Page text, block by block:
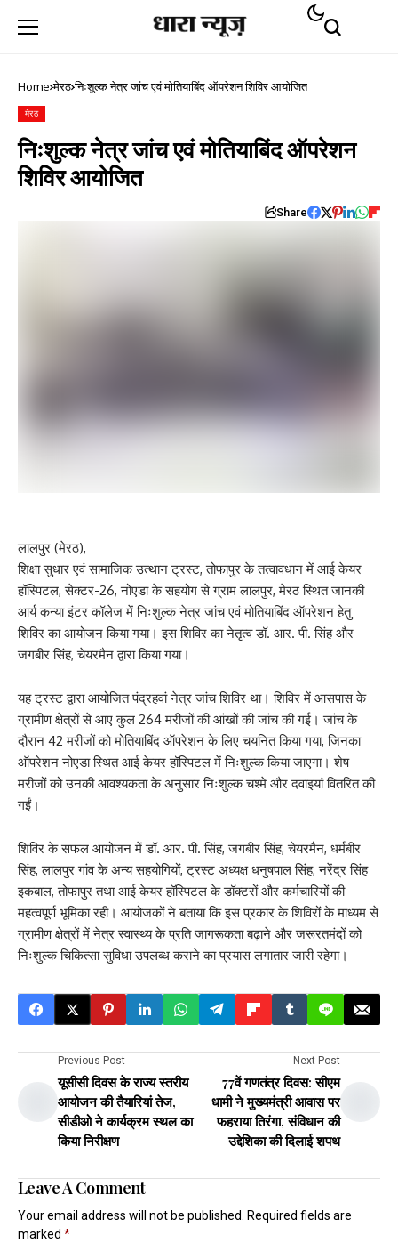
Home मेरठ निःशुल्क नेत्र जांच एवं मोतियाबिंद ऑपरेशन शिविर आयोजित
मेरठ
निःशुल्क नेत्र जांच एवं मोतियाबिंद ऑपरेशन
शिविर आयोजित
Share
लालपुर (मेरठ),
शिक्षा सुधार एवं सामाजिक उत्थान ट्रस्ट, तोफापुर के तत्वावधान में आई केयर
हॉस्पिटल, सेक्टर-26, नोएडा के सहयोग से ग्राम लालपुर, मेरठ स्थित जानकी
आर्य कन्या इंटर कॉलेज में निःशुल्क नेत्र जांच एवं मोतियाबिंद ऑपरेशन हेतु
शिविर का आयोजन किया गया। इस शिविर का नेतृत्व डॉ. आर. पी. सिंह और
जगबीर सिंह, चेयरमैन द्वारा किया गया।
यह ट्रस्ट द्वारा आयोजित पंद्रहवां नेत्र जांच शिविर था। शिविर में आसपास के
ग्रामीण क्षेत्रों से आए कुल 264 मरीजों की आंखों की जांच की गई। जांच के
दौरान 42 मरीजों को मोतियाबिंद ऑपरेशन के लिए चयनित किया गया, जिनका
ऑपरेशन नोएडा स्थित आई केयर हॉस्पिटल में निःशुल्क किया जाएगा। शेष
मरीजों को उनकी आवश्यकता के अनुसार निःशुल्क चश्मे और दवाइयां वितरित की
गईं।
शिविर के सफल आयोजन में डॉ. आर. पी. सिंह, जगबीर सिंह, चेयरमैन, धर्मबीर
सिंह, लालपुर गांव के अन्य सहयोगियों, ट्रस्ट अध्यक्ष धनुषपाल सिंह, नरेंद्र सिंह
इकबाल, तोफापुर तथा आई केयर हॉस्पिटल के डॉक्टरों और कर्मचारियों की
महत्वपूर्ण भूमिका रही। आयोजकों ने बताया कि इस प्रकार के शिविरों के माध्यम से
ग्रामीण क्षेत्रों में नेत्र स्वास्थ्य के प्रति जागरूकता बढ़ाने और जरूरतमंदों को
निःशुल्क चिकित्सा सुविधा उपलब्ध कराने का प्रयास लगातार जारी रहेगा।
Previous Post
यूसीसी दिवस के राज्य स्तरीय
आयोजन की तैयारियां तेज,
सीडीओ ने कार्यक्रम स्थल का
किया निरीक्षण
Next Post
77वें गणतंत्र दिवस: सीएम
धामी ने मुख्यमंत्री आवास पर
फहराया तिरंगा, संविधान की
उद्देशिका की दिलाई शपथ
Leave A Comment
Your email address will not be published.
Required fields are
marked *